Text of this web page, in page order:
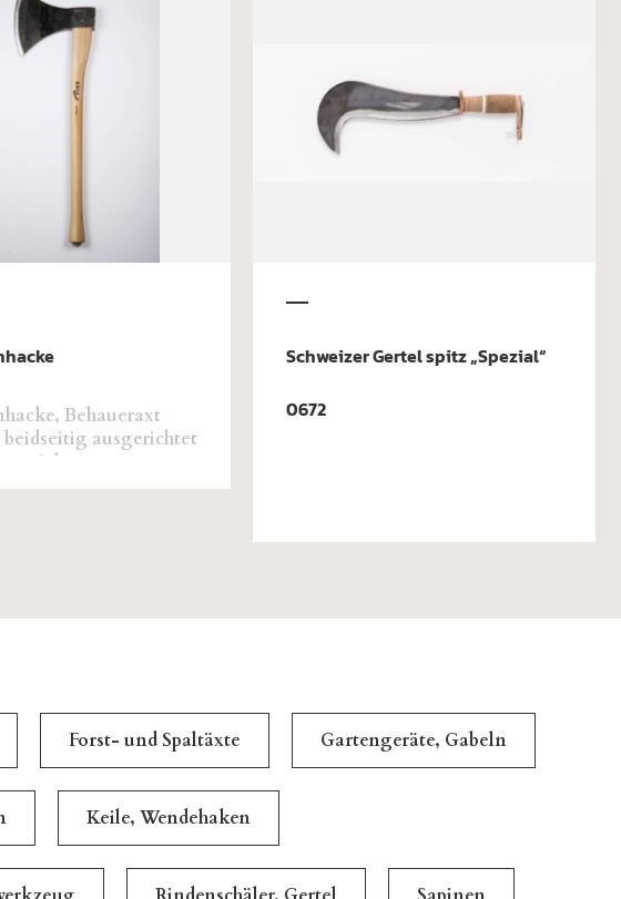
Behaueraxt
beidseitig ausgerichtet
Schweizer Gertel spitz „Spezial“
0672
Forst- und Spaltäxte Gartengeräte, Gabeln
Keile, Wendehaken